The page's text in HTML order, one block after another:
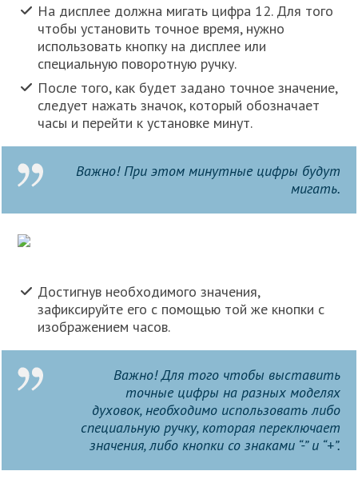
На дисплее должна мигать цифра 12. Для того
чтобы установить точное время, нужно
использовать кнопку на дисплее или
специальную поворотную ручку.
После того, как будет задано точное значение,
следует нажать значок, который обозначает
часы и перейти к установке минут.
Важно! При этом минутные цифры будут
мигать.
Достигнув необходимого значения,
зафиксируйте его с помощью той же кнопки с
изображением часов.
Важно! Для того чтобы выставить
точные цифры на разных моделях
духовок, необходимо использовать либо
специальную ручку, которая переключает
значения, либо кнопки со знаками “-” и “+”.